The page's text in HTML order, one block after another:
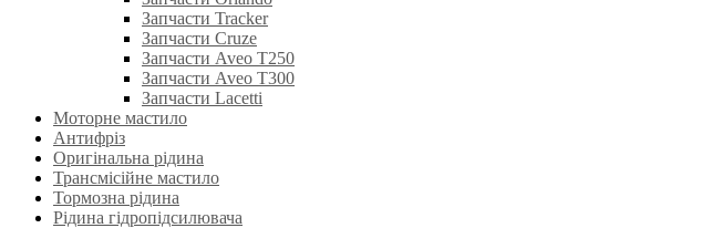
Запчасти Tracker
Запчасти Cruze
Запчасти Aveo T250
Запчасти Aveo T300
Запчасти Lacetti
Моторне мастило
Антифріз
Оригінальна рідина
Трансмісійне мастило
Тормозна рідина
Рідина гідропідсилювача